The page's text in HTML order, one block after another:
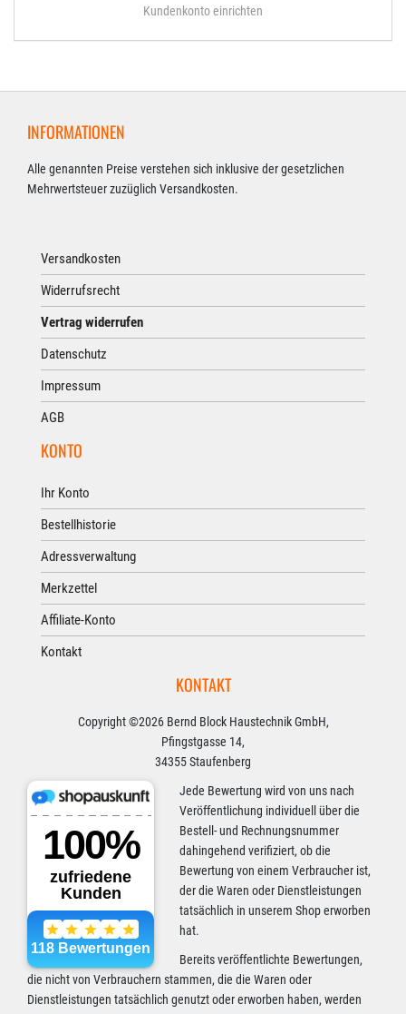
Kundenkonto einrichten
INFORMATIONEN
Alle genannten Preise verstehen sich inklusive der gesetzlichen
Mehrwertsteuer zuzüglich Versandkosten.
Versandkosten
Widerrufsrecht
Vertrag widerrufen
Datenschutz
Impressum
AGB
KONTO
Ihr Konto
Bestellhistorie
Adressverwaltung
Merkzettel
Affiliate-Konto
Kontakt
KONTAKT
Copyright ©2026 Bernd Block Haustechnik GmbH,
Pfingstgasse 14,
34355 Staufenberg
Jede Bewertung wird von uns nach
Veröffentlichung individuell über die
Bestell- und Rechnungsnummer
dahingehend verifiziert, ob die
Bewertung von einem Verbraucher ist,
der die Waren oder Dienstleistungen
tatsächlich in unserem Shop erworben
hat.
Bereits veröffentlichte Bewertungen,
die nicht von Verbrauchern stammen, die die Waren oder
Dienstleistungen tatsächlich genutzt oder erworben haben, werden